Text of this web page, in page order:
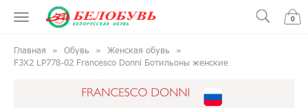
0
Главная Обувь
Женская обувь
F3X2 LP778-02 Francesco Donni Ботильоны женские